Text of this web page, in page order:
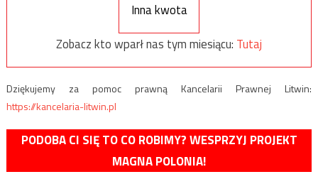
Inna kwota
Zobacz kto wparł nas tym miesiącu: Tutaj
Dziękujemy za pomoc prawną Kancelarii Prawnej Litwin:
https://kancelaria-litwin.pl
PODOBA CI SIĘ TO CO ROBIMY? WESPRZYJ PROJEKT
MAGNA POLONIA!